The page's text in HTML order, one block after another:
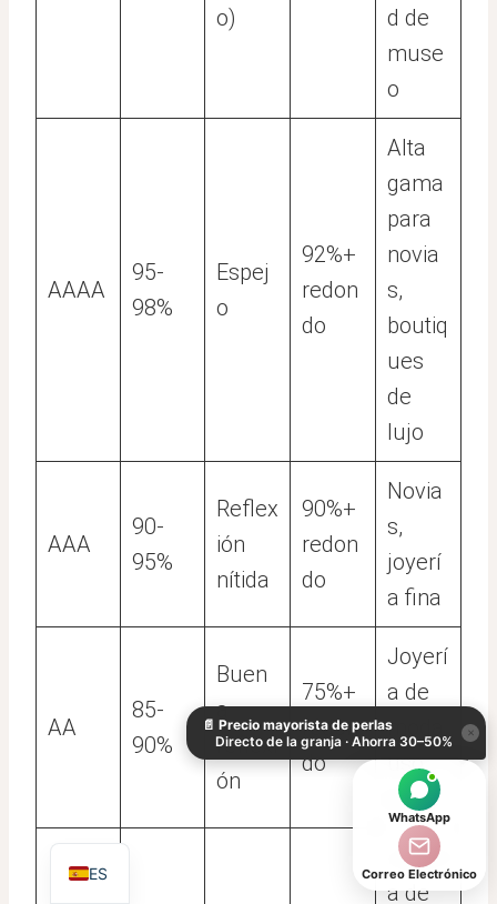
o)
d de
muse
o
AAAA
95-
98%
Espej
o
92%+
redon
do
Alta
gama
para
novia
s,
boutiq
ues
de
lujo
AAA
90-
95%
Reflex
ión
nítida
90%+
redon
do
Novia
s,
joyerí
a fina
AA
85-
90%
Buen
a
reflexi
ón
75%+
redon
do
Joyerí
a de
moda,
uso
diario
Joyerí
a de
📄 Precio mayorista de perlas
Directo de la granja · Ahorra 30–50%
×
WhatsApp
Correo Electrónico
ES